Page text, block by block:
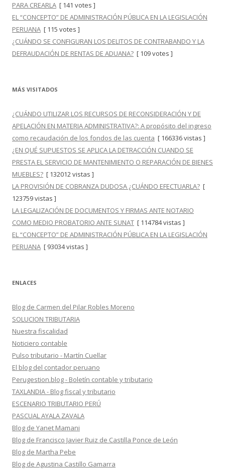
PARA CREARLA [ 141 votes ]
EL “CONCEPTO” DE ADMINISTRACIÓN PÚBLICA EN LA LEGISLACIÓN
PERUANA [ 115 votes ]
¿CUÁNDO SE CONFIGURAN LOS DELITOS DE CONTRABANDO Y LA
DEFRAUDACIÓN DE RENTAS DE ADUANA? [ 109 votes ]
MÁS VISITADOS
¿CUÁNDO UTILIZAR LOS RECURSOS DE RECONSIDERACIÓN Y DE
APELACIÓN EN MATERIA ADMINISTRATIVA?: A propósito del ingreso
como recaudación de los fondos de las cuenta [ 166336 vistas ]
¿EN QUÉ SUPUESTOS SE APLICA LA DETRACCIÓN CUANDO SE
PRESTA EL SERVICIO DE MANTENIMIENTO O REPARACIÓN DE BIENES
MUEBLES? [ 132012 vistas ]
LA PROVISIÓN DE COBRANZA DUDOSA ¿CUÁNDO EFECTUARLA? [
123759 vistas ]
LA LEGALIZACIÓN DE DOCUMENTOS Y FIRMAS ANTE NOTARIO
COMO MEDIO PROBATORIO ANTE SUNAT [ 114784 vistas ]
EL “CONCEPTO” DE ADMINISTRACIÓN PÚBLICA EN LA LEGISLACIÓN
PERUANA [ 93034 vistas ]
ENLACES
Blog de Carmen del Pilar Robles Moreno
SOLUCION TRIBUTARIA
Nuestra fiscalidad
Noticiero contable
Pulso tributario - Martín Cuellar
El blog del contador peruano
Perugestion.blog - Boletín contable y tributario
TAXLANDIA - Blog fiscal y tributario
ESCENARIO TRIBUTARIO PERÚ
PASCUAL AYALA ZAVALA
Blog de Yanet Mamani
Blog de Francisco Javier Ruiz de Castilla Ponce de León
Blog de Martha Pebe
Blog de Agustina Castillo Gamarra